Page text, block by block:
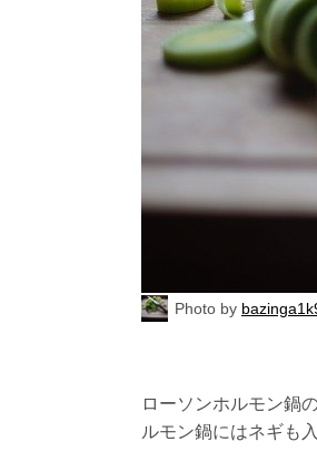
Photo by
ローソンホルモン鍋
ルモン鍋にはネギも